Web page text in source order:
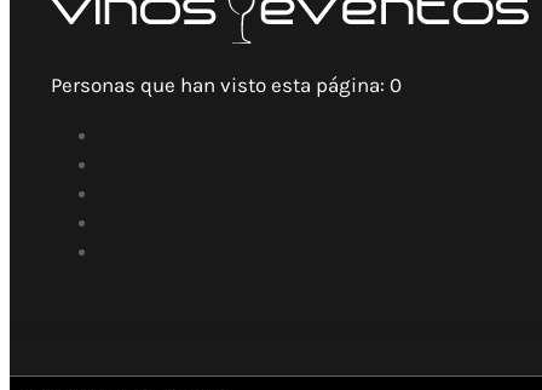
Personas que han visto esta página: 0